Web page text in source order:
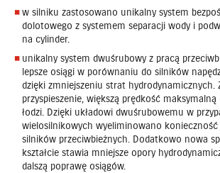
w silniku zastosowano unikalny system
dolotowego z systemem separacji wody i
na cylinder.
unikalny system dwuśrubowy z pracą
lepsze osiągi w porównaniu do silników
dzięki zmniejszeniu strat hydrodynamicznych.
przyspieszenie, większą prędkość
łodzi. Dzięki układowi dwuśrubowemu w
wielosilnikowych wyeliminowano
silników przeciwbieżnych. Dodatkowo nowa
kształcie stawia mniejsze opory
dalszą poprawę osiągów.